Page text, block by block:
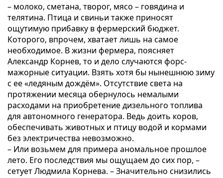
– молоко, сметана, творог, мясо – говядина и
телятина. Птица и свиньи также приносят
ощутимую прибавку в фермерский бюджет.
Которого, впрочем, хватает лишь на самое
необходимое. В жизни фермера, поясняет
Александр Корнев, то и дело случаются форс-
мажорные ситуации. Взять хотя бы нынешнюю зиму
с ее «ледяным дождём». Отсутствие света на
протяжении месяца обернулось немалыми
расходами на приобретение дизельного топлива
для автономного генератора. Ведь доить коров,
обеспечивать животных и птицу водой и кормами
без электричества невозможно.
– Или возьмем для примера аномальное прошлое
лето. Его последствия мы ощущаем до сих пор, –
сетует Людмила Корнева. – Значительно снизились